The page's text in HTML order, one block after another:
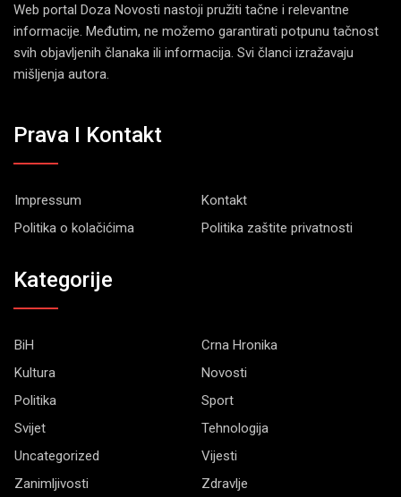
Web portal Doza Novosti nastoji pružiti tačne i relevantne
informacije. Međutim, ne možemo garantirati potpunu tačnost
svih objavljenih članaka ili informacija. Svi članci izražavaju
mišljenja autora.
Prava I Kontakt
Impressum
Kontakt
Politika o kolačićima
Politika zaštite privatnosti
Kategorije
BiH
Crna Hronika
Kultura
Novosti
Politika
Sport
Svijet
Tehnologija
Uncategorized
Vijesti
Zanimljivosti
Zdravlje